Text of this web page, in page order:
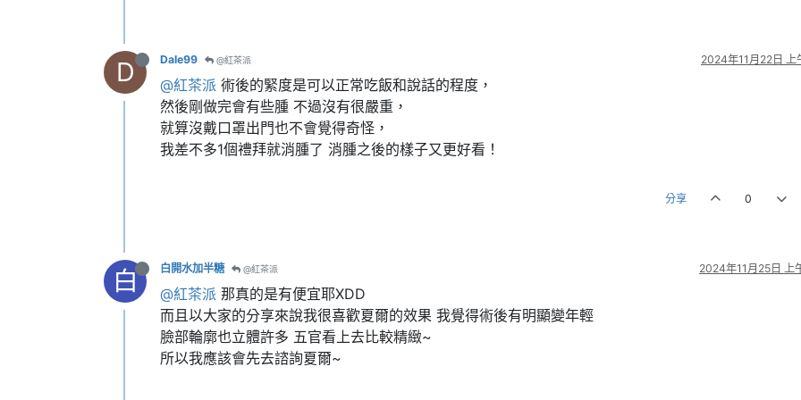
D Dale99 @紅茶派 2024年11月22日 上
@紅茶派 術後的緊度是可以正常吃飯和說話的程度，
然後剛做完會有些腫 不過沒有很嚴重，
就算沒戴口罩出門也不會覺得奇怪，
我差不多1個禮拜就消腫了 消腫之後的樣子又更好看！
分享 0
白 白開水加半糖 @紅茶派 2024年11月25日 上
@紅茶派 那真的是有便宜耶XDD
而且以大家的分享來說我很喜歡夏爾的效果 我覺得術後有明顯變年輕
臉部輪廓也立體許多 五官看上去比較精緻~
所以我應該會先去諮詢夏爾~